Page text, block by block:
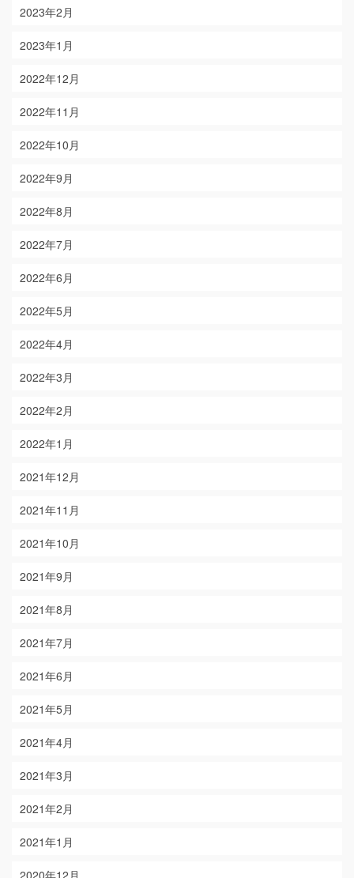
2023年2月
2023年1月
2022年12月
2022年11月
2022年10月
2022年9月
2022年8月
2022年7月
2022年6月
2022年5月
2022年4月
2022年3月
2022年2月
2022年1月
2021年12月
2021年11月
2021年10月
2021年9月
2021年8月
2021年7月
2021年6月
2021年5月
2021年4月
2021年3月
2021年2月
2021年1月
2020年12月